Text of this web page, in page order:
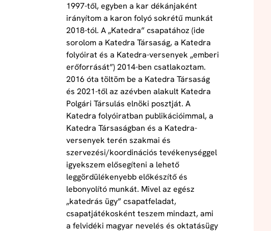
1997-től, egyben a kar dékánjaként
irányítom a karon folyó sokrétű munkát
2018-tól. A „Katedra” csapatához (ide
sorolom a Katedra Társaság, a Katedra
folyóirat és a Katedra-versenyek „emberi
erőforrását”) 2014-ben csatlakoztam.
2016 óta töltöm be a Katedra Társaság
és 2021-től az azévben alakult Katedra
Polgári Társulás elnöki posztját. A
Katedra folyóiratban publikációimmal, a
Katedra Társaságban és a Katedra-
versenyek terén szakmai és
szervezési/koordinációs tevékenységgel
igyekszem elősegíteni a lehető
leggördülékenyebb előkészítő és
lebonyolító munkát. Mivel az egész
„katedrás ügy” csapatfeladat,
csapatjátékosként teszem mindazt, ami
a felvidéki magyar nevelés és oktatásügy